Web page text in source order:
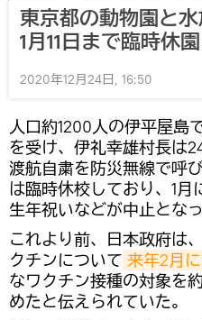
東京都の動物園と
1月11日まで臨時休園
2020年12月24日, 16:50
人口約1200人の伊平屋島
を受け、伊礼幸雄村長は
渡航自粛を防災無線で呼
は臨時休校しており、1
生年祝いなどが中止となっ
これより前、日本政府は
クチンについて 来年2月
なワクチン接種の対象を
めたと伝えられていた。